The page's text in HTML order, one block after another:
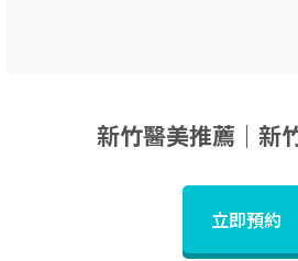
新竹醫美推薦｜新
立即預約